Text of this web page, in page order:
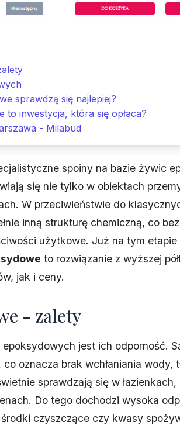
sprawdzą się najlepiej?
to inwestycja, która się opłaca?
- Milabud
spoiny na bazie żywic
się nie tylko w obiektach
W przeciwieństwie do
inną strukturę chemiczną, co
użytkowe. Już na tym
to rozwiązanie z wyższej
jak i ceny.
- zalety
jest ich odporność.
oznacza brak wchłaniania wody,
sprawdzają się w
Do tego dochodzi wysoka
czyszczące czy kwasy